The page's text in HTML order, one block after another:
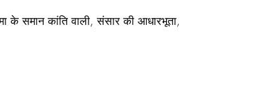
समान कांति वाली, संसार की आधारभूता,